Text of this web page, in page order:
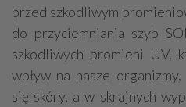
przed szkodliwym
do przyciemniania szyb
szkodliwych promieni UV,
wpływ na nasze
się skóry, a w skrajnych